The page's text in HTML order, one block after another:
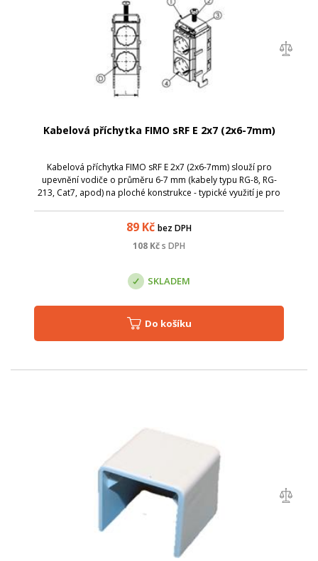
Kabelová příchytka FIMO sRF E 2x7 (2x6-7mm)
Kabelová příchytka FIMO sRF E 2x7 (2x6-7mm) slouží pro
upevnění vodiče o průměru 6-7 mm (kabely typu RG-8, RG-
213, Cat7, apod) na ploché konstrukce - typické využití je pro
89 Kč bez DPH
108 Kčs DPH
SKLADEM
Do košíku